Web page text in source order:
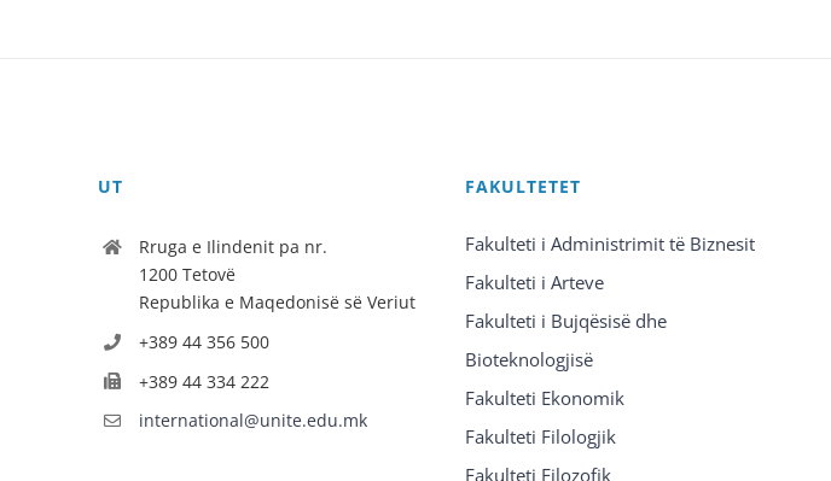
UT
Rruga e Ilindenit pa nr.
1200 Tetovë
Republika e Maqedonisë së Veriut
+389 44 356 500
+389 44 334 222
international@unite.edu.mk
FAKULTETET
Fakulteti i Administrimit të Biznesit
Fakulteti i Arteve
Fakulteti i Bujqësisë dhe
Bioteknologjisë
Fakulteti Ekonomik
Fakulteti Filologjik
Fakulteti Filozofik